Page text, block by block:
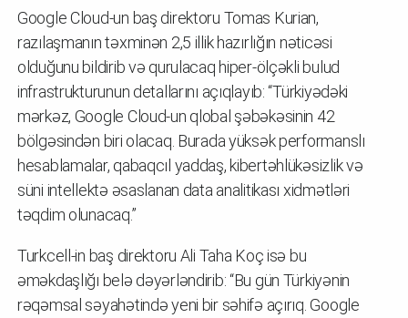
Google Cloud-un baş direktoru Tomas Kurian,
razılaşmanın təxminən 2,5 illik hazırlığın nəticəsi
olduğunu bildirib və qurulacaq hiper-ölçəkli bulud
infrastrukturunun detallarını açıqlayıb: “Türkiyədəki
mərkəz, Google Cloud-un qlobal şəbəkəsinin 42
bölgəsindən biri olacaq. Burada yüksək performanslı
hesablamalar, qabaqcıl yaddaş, kibertəhlükəsizlik və
süni intellektə əsaslanan data analitikası xidmətləri
təqdim olunacaq.”
Turkcell-in baş direktoru Ali Taha Koç isə bu
əməkdaşlığı belə dəyərləndirib: “Bu gün Türkiyənin
rəqəmsal səyahətində yeni bir səhifə açırıq. Google